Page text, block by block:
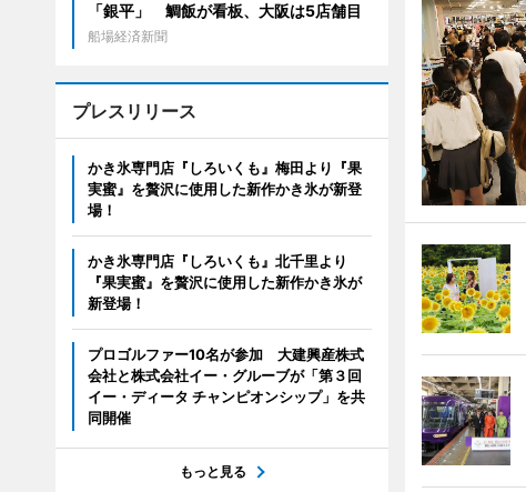
「銀平」 鯛飯が看板、大阪は5店舗目
船場経済新聞
プレスリリース
かき氷専門店『しろいくも』梅田より『果
実蜜』を贅沢に使用した新作かき氷が新登
場！
かき氷専門店『しろいくも』北千里より
『果実蜜』を贅沢に使用した新作かき氷が
新登場！
プロゴルファー10名が参加 大建興産株式
会社と株式会社イー・グルーブが「第３回
イー・ディータ チャンピオンシップ」を共
同開催
もっと見る